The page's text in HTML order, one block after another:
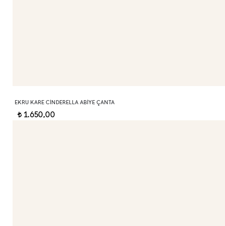
EKRU KARE CINDERELLA ABIYE ÇANTA
t1.650,00